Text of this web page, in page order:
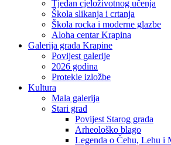
Tjedan cjeloživotnog učenja
Škola slikanja i crtanja
Škola rocka i moderne glazbe
Aloha centar Krapina
Galerija grada Krapine
Povijest galerije
2026 godina
Protekle izložbe
Kultura
Mala galerija
Stari grad
Povijest Starog grada
Arheološko blago
Legenda o Čehu, Lehu i